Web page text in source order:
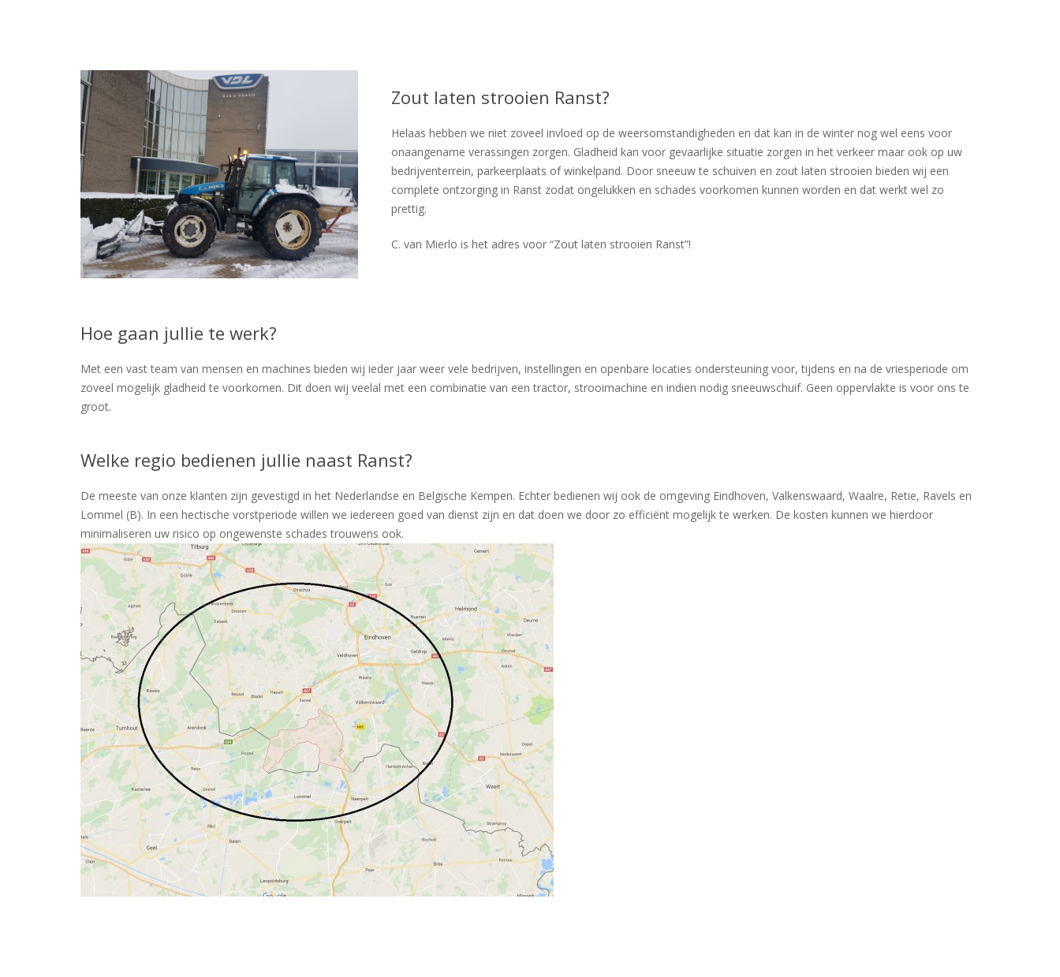
Zout laten strooien Ranst?
Helaas hebben we niet zoveel invloed op de weersomstandigheden en dat kan in de winter nog wel eens voor
onaangename verassingen zorgen. Gladheid kan voor gevaarlijke situatie zorgen in het verkeer maar ook op uw
bedrijventerrein, parkeerplaats of winkelpand. Door sneeuw te schuiven en zout laten strooien bieden wij een
complete ontzorging in Ranst zodat ongelukken en schades voorkomen kunnen worden en dat werkt wel zo
prettig.
C. van Mierlo is het adres voor “Zout laten strooien Ranst”!
Hoe gaan jullie te werk?
Met een vast team van mensen en machines bieden wij ieder jaar weer vele bedrijven, instellingen en openbare locaties ondersteuning voor, tijdens en na de vriesperiode om
zoveel mogelijk gladheid te voorkomen. Dit doen wij veelal met een combinatie van een tractor, strooimachine en indien nodig sneeuwschuif. Geen oppervlakte is voor ons te
groot.
Welke regio bedienen jullie naast Ranst?
De meeste van onze klanten zijn gevestigd in het Nederlandse en Belgische Kempen. Echter bedienen wij ook de omgeving Eindhoven, Valkenswaard, Waalre, Retie, Ravels en
Lommel (B). In een hectische vorstperiode willen we iedereen goed van dienst zijn en dat doen we door zo efficiënt mogelijk te werken. De kosten kunnen we hierdoor
minimaliseren uw risico op ongewenste schades trouwens ook.